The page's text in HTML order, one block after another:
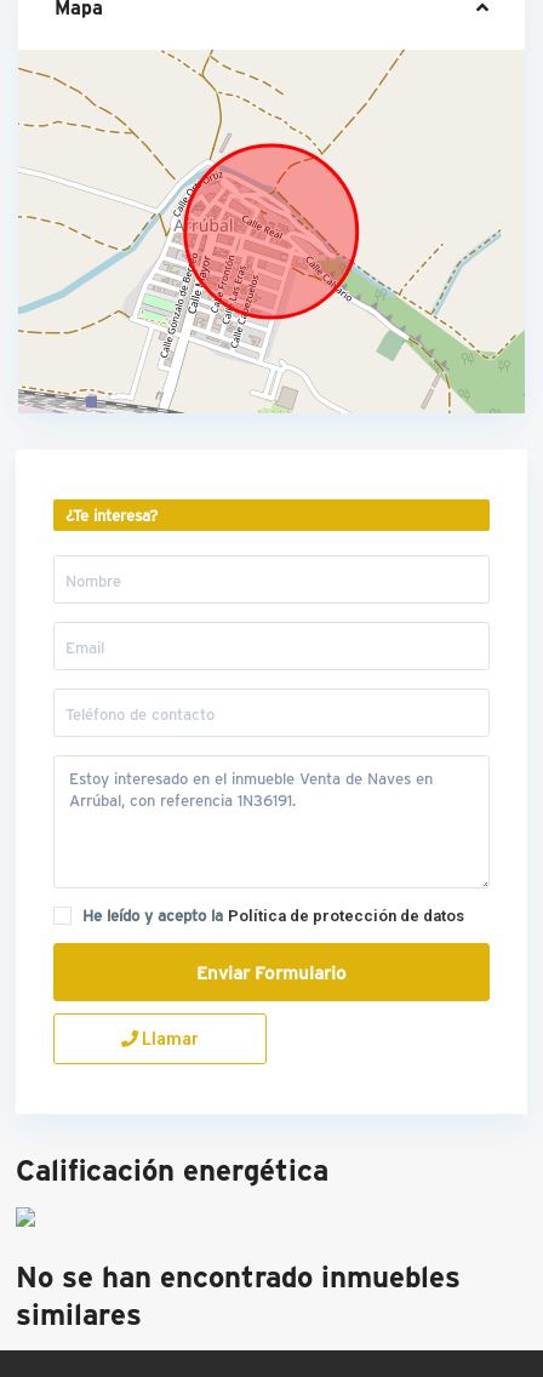
Mapa
¿Te interesa?
He leído y acepto la Política de protección de datos
Llamar
Calificación energética
No se han encontrado inmuebles
similares